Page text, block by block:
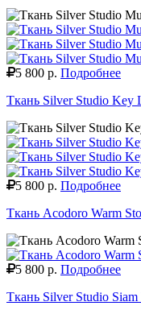
5 800 р. Подробнее
Ткань Silver Studio Key
5 800 р. Подробнее
Ткань Acodoro Warm
5 800 р. Подробнее
Ткань Silver Studio